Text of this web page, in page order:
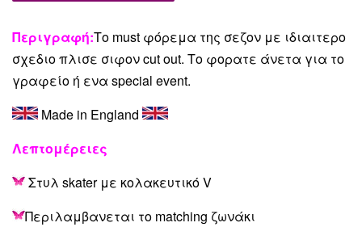
Περιγραφή:Το must φόρεμα της σεζον με ιδιαιτερο
σχεδιο πλισε σιφον cut out. Το φορατε άνετα για το
γραφείο ή ενα special event.
Made in England
Λεπτομέρειες
Στυλ skater με κολακευτικό V
Περιλαμβανεται το matching ζωνάκι